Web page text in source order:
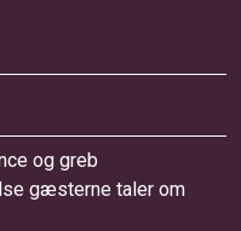
og greb
gæsterne taler om